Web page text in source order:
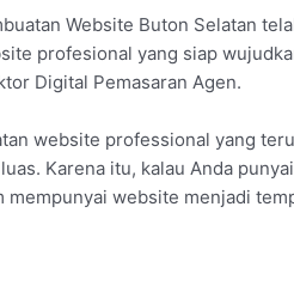
Website Buton Selatan
profesional yang siap
Digital Pemasaran Agen.
website professional yang
Karena itu, kalau Anda
mempunyai website menjadi